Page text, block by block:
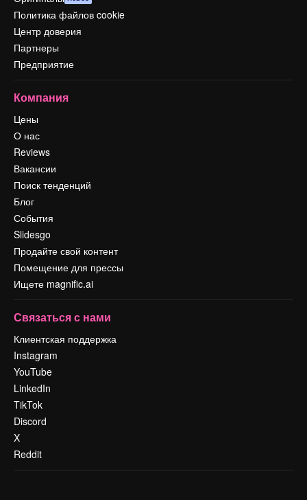
Политика файлов cookie
Центр доверия
Партнеры
Предприятие
Компания
Цены
О нас
Reviews
Вакансии
Поиск тенденций
Блог
События
Slidesgo
Продайте свой контент
Помещение для прессы
Ищете magnific.ai
Связаться с нами
Клиентская поддержка
Instagram
YouTube
LinkedIn
TikTok
Discord
X
Reddit